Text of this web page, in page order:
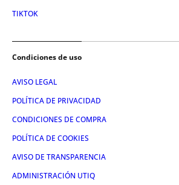
TIKTOK
Condiciones de uso
AVISO LEGAL
POLÍTICA DE PRIVACIDAD
CONDICIONES DE COMPRA
POLÍTICA DE COOKIES
AVISO DE TRANSPARENCIA
ADMINISTRACIÓN UTIQ